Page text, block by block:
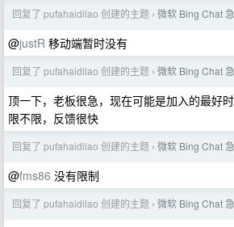
回复了 pufahaidilao 创建的主题 › 微软 Bing Chat
@justR 移动端暂时没有
回复了 pufahaidilao 创建的主题 › 微软 Bing Chat
顶一下，老板很急，现在可能是加入的最好
限不限，反馈很快
回复了 pufahaidilao 创建的主题 › 微软 Bing Chat
@fms86 没有限制
回复了 pufahaidilao 创建的主题 › 微软 Bing Chat